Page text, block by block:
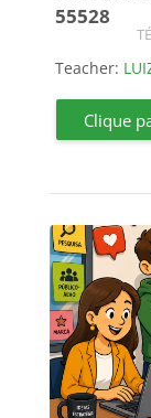
55528
Teacher:
Clique